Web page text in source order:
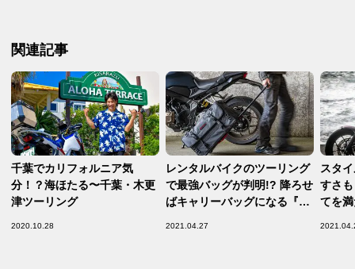
関連記事
千葉でカリフォルニア気
分！？海ほたる〜千葉・木更
津ツーリング
2020.10.28
レンタルバイクのツーリング
で最強バッグが判明!? 降ろせ
ばキャリーバッグになる『ト
2021.04.27
スタ
すさ
てを